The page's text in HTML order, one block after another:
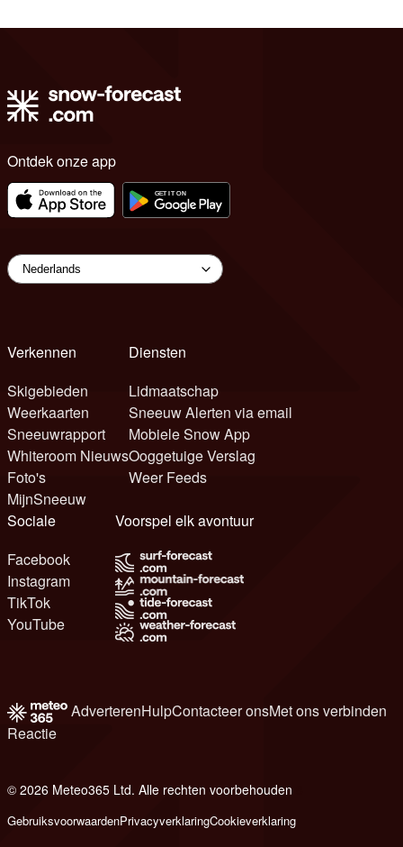
Ontdek onze app
Verkennen
Skigebieden
Weerkaarten
Sneeuwrapport
Whiteroom Nieuws
Foto's
MijnSneeuw
Diensten
Lidmaatschap
Sneeuw Alerten via email
Mobiele Snow App
Ooggetuige Verslag
Weer Feeds
Sociale
Facebook
Instagram
TikTok
YouTube
Voorspel elk avontuur
AdverterenHulpContacteer onsMet ons verbinden
Reactie
© 2026 Meteo365 Ltd. Alle rechten voorbehouden
GebruiksvoorwaardenPrivacyverklaringCookieverklaring